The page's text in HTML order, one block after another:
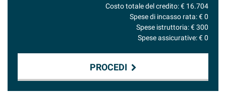
Costo totale del credito: € 16.704
Spese di incasso rata: €0
Spese istruttoria: €300
Spese assicurative: €0
PROCEDI